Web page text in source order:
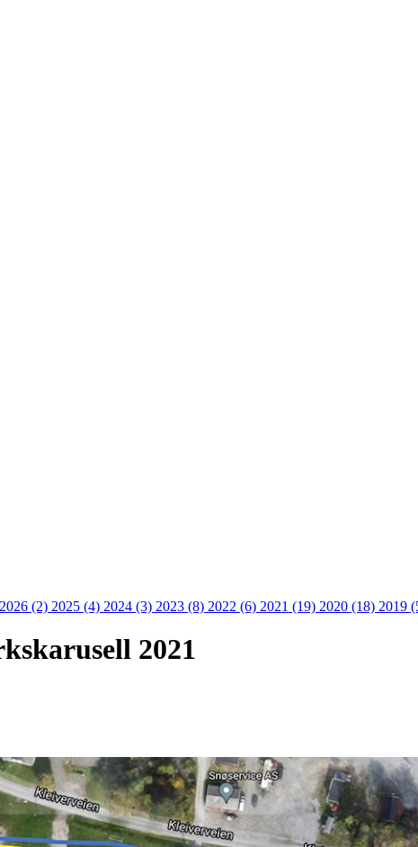
(2) 2025 (4) 2024 (3) 2023 (8) 2022 (6) 2021 (19) 2020 (18) 2019
2021